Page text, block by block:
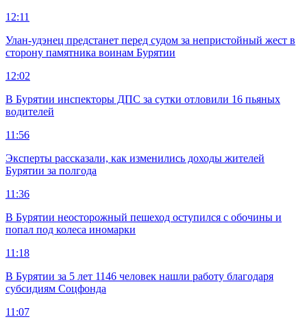
12:11
Улан-удэнец предстанет перед судом за непристойный жест в
сторону памятника воинам Бурятии
12:02
В Бурятии инспекторы ДПС за сутки отловили 16 пьяных
водителей
11:56
Эксперты рассказали, как изменились доходы жителей
Бурятии за полгода
11:36
В Бурятии неосторожный пешеход оступился с обочины и
попал под колеса иномарки
11:18
В Бурятии за 5 лет 1146 человек нашли работу благодаря
субсидиям Соцфонда
11:07